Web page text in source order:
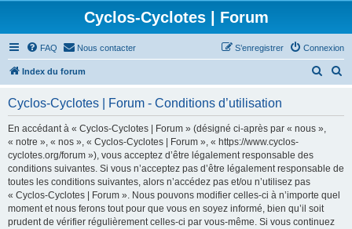
Cyclos-Cyclotes | Forum
FAQ Nous contacter Connexion
S’enregistrer
Index du forum
r
h
e
Cyclos-Cyclotes | Forum - Conditions d’utilisation
En accédant à « Cyclos-Cyclotes | Forum » (désigné ci-après par « nous »,
« notre », « nos », « Cyclos-Cyclotes | Forum », « https://www.cyclos-
cyclotes.org/forum »), vous acceptez d’être légalement responsable des
conditions suivantes. Si vous n’acceptez pas d’être légalement responsable de
toutes les conditions suivantes, alors n’accédez pas et/ou n’utilisez pas
« Cyclos-Cyclotes | Forum ». Nous pouvons modifier celles-ci à n’importe quel
moment et nous ferons tout pour que vous en soyez informé, bien qu’il soit
prudent de vérifier régulièrement celles-ci par vous-même. Si vous continuez